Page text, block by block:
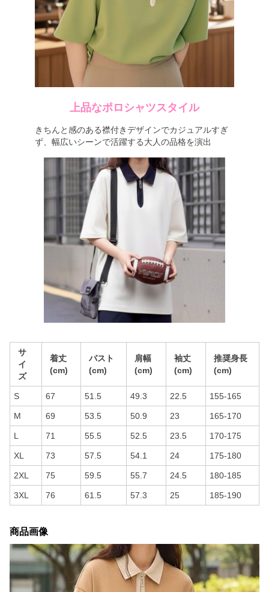
上品なポロシャツスタイル
きちんと感のある襟付きデザインでカジュアルすぎ
ず、幅広いシーンで活躍する大人の品格を演出
サ
イ
ズ
着丈
(cm)
バスト
(cm)
肩幅
(cm)
袖丈
(cm)
推奨身長
(cm)
S 67 51.5 49.3 22.5 155-165
M 69 53.5 50.9 23 165-170
L 71 55.5 52.5 23.5 170-175
XL 73 57.5 54.1 24 175-180
2XL 75 59.5 55.7 24.5 180-185
3XL 76 61.5 57.3 25 185-190
商品画像